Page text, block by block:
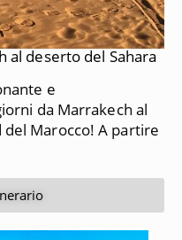
al deserto del Sahara
e
da Marrakech al
Marocco! A partire